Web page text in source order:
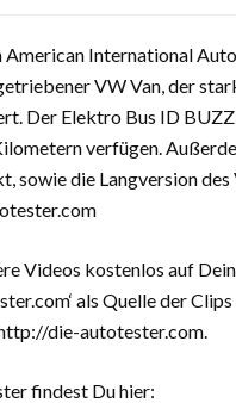
American International
VW Van, der
Der Elektro Bus ID
verfügen.
sowie die Langversion
Videos kostenlos auf
als Quelle der
die-autotester.com.
findest Du hier: